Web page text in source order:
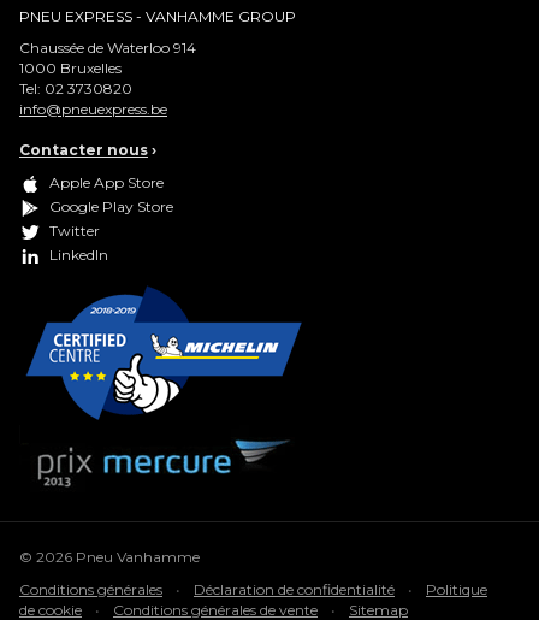
PNEU EXPRESS - VANHAMME GROUP
Chaussée de Waterloo 914
1000 Bruxelles
Tel: 02 3730820
info@pneuexpress.be
Contacter nous ›
Apple App Store
Google Play Store
Twitter
LinkedIn
© 2026 Pneu Vanhamme
Conditions générales
• Déclaration de confidentialité •
Politique
de cookie
• Conditions générales de vente •
Sitemap